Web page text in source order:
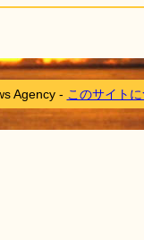
Agency - このサイト